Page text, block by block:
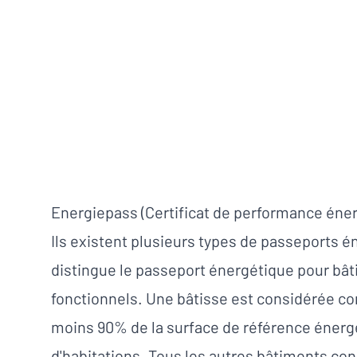
Energiepass (Certificat de performance
Ils existent plusieurs types de passeports
distingue le passeport énergétique pour
fonctionnels. Une bâtisse est considérée
moins 90% de la surface de référence